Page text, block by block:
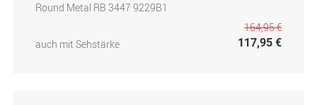
Round Metal RB 3447 9229B1
auch mit Sehstärke
164,95 €
117,95 €